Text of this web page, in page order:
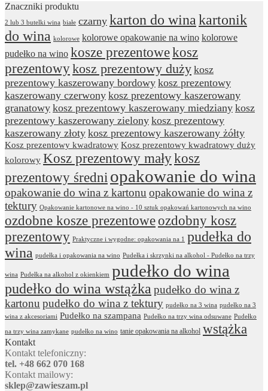
Znaczniki produktu
2 lub 3 butelki wina białe czarny karton do wina kartonik
do wina kolorowe kolorowe opakowanie na wino kolorowe
pudełko na wino kosze prezentowekosz
prezentowykosz prezentowy duży kosz
prezentowy kaszerowany bordowy kosz prezentowy
kaszerowany czerwony kosz prezentowy kaszerowany
granatowy kosz prezentowy kaszerowany miedziany kosz
prezentowy kaszerowany zielony kosz prezentowy
kaszerowany złoty kosz prezentowy kaszerowany żółty
Kosz prezentowy kwadratowy Kosz prezentowy kwadratowy duży
kolorowy Kosz prezentowy małykosz
prezentowy średni opakowanie do wina
opakowanie do wina z kartonu opakowanie do wina z
tektury Opakowanie kartonowe na wino - 10 sztuk opakowań kartonowych na wino
ozdobne kosze prezentoweozdobny kosz
prezentowy Praktyczne i wygodne: opakowania na 1
pudełka do
wina pudełka i opakowania na wino Pudełka i skrzynki na alkohol - Pudełko na trzy
wina Pudełka na alkohol z okienkiem pudełko do wina
pudełko do wina wstążka pudełko do wina z
kartonu pudełko do wina z tektury pudełko na 3 wina pudełko na 3
wina z akcesoriami Pudełko na szampana Pudełko na trzy wina odsuwane Pudełko
na trzy wina zamykane pudełko na wino tanie opakowania na alkohol wstążka
Kontakt
Kontakt telefoniczny:
tel. +48 662 070 168
Kontakt mailowy:
sklep@zawieszam.pl